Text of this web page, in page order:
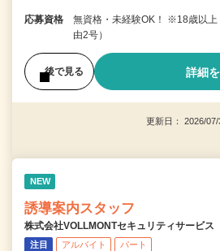
応募資格
無資格・未経験OK！ ※18歳以
由2号）
後で見る 詳細
更新日： 2026/
NEW
誘導案内スタッフ
株式会社VOLLMONTセキュリティサービス
注目 アルバイト パート